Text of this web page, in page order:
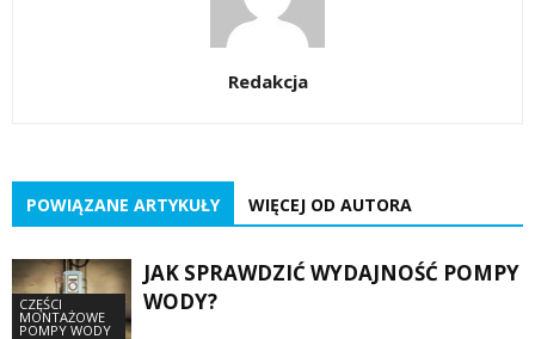
Redakcja
POWIĄZANE ARTYKUŁY WIĘCEJ OD AUTORA
CZĘŚCI
MONTAŻOWE
POMPY WODY
JAK SPRAWDZIĆ WYDAJNOŚĆ POMPY
WODY?